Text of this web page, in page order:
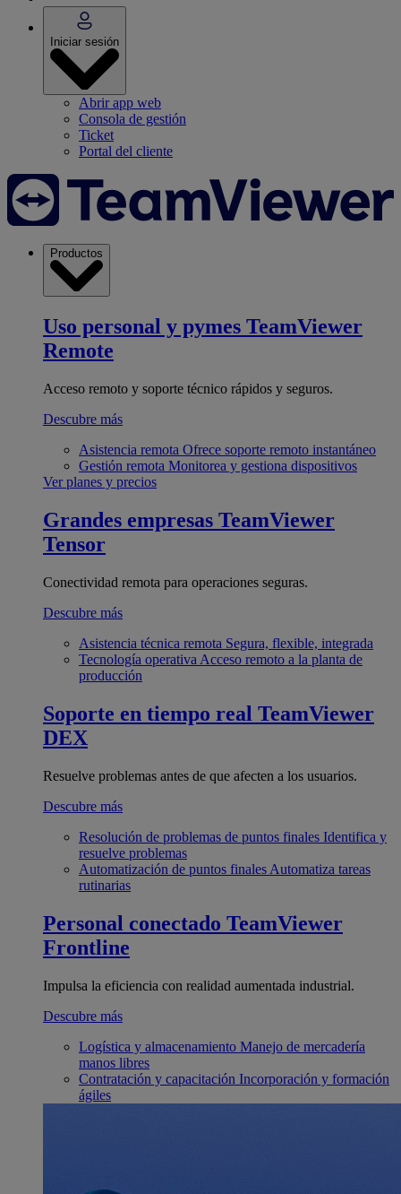
Iniciar sesión
Abrir app web
Consola de gestión
Ticket
Portal del cliente
Productos
Uso personal y pymes TeamViewer
Remote
Acceso remoto y soporte técnico rápidos y seguros.
Descubre más
Asistencia remota Ofrece soporte remoto instantáneo
Gestión remota Monitorea y gestiona dispositivos
Ver planes y precios
Grandes empresas TeamViewer
Tensor
Conectividad remota para operaciones seguras.
Descubre más
Asistencia técnica remota Segura, flexible, integrada
Tecnología operativa Acceso remoto a la planta de
producción
Soporte en tiempo real TeamViewer
DEX
Resuelve problemas antes de que afecten a los usuarios.
Descubre más
Resolución de problemas de puntos finales Identifica y
resuelve problemas
Automatización de puntos finales Automatiza tareas
rutinarias
Personal conectado TeamViewer
Frontline
Impulsa la eficiencia con realidad aumentada industrial.
Descubre más
Logística y almacenamiento Manejo de mercadería
manos libres
Contratación y capacitación Incorporación y formación
ágiles